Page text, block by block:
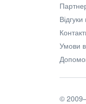
Відгуки
Умови
©